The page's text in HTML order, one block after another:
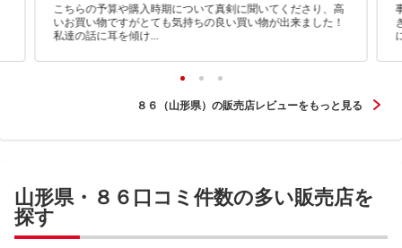
こちらの予算や購入時期について真剣に聞いてくださり、高
いお買い物ですがとても気持ちの良い買い物が出来ました！
私達の話に耳を傾け...
８６（山形県）の販売店レビューをもっと見る
山形県・８６口コミ件数の多い販売店を
探す